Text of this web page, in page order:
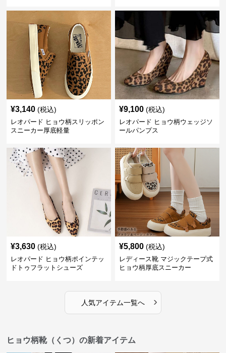
¥3,140 (税込)
レオパード ヒョウ柄スリッポン
スニーカー厚底軽量
¥9,100 (税込)
レオパード ヒョウ柄ウェッジソ
ールパンプス
¥3,630 (税込)
レオパード ヒョウ柄ポインテッ
ドトゥフラットシューズ
¥5,800 (税込)
レディース靴 マジックテープ式
ヒョウ柄厚底スニーカー
人気アイテム一覧へ ›
ヒョウ柄靴（くつ）の新着アイテム